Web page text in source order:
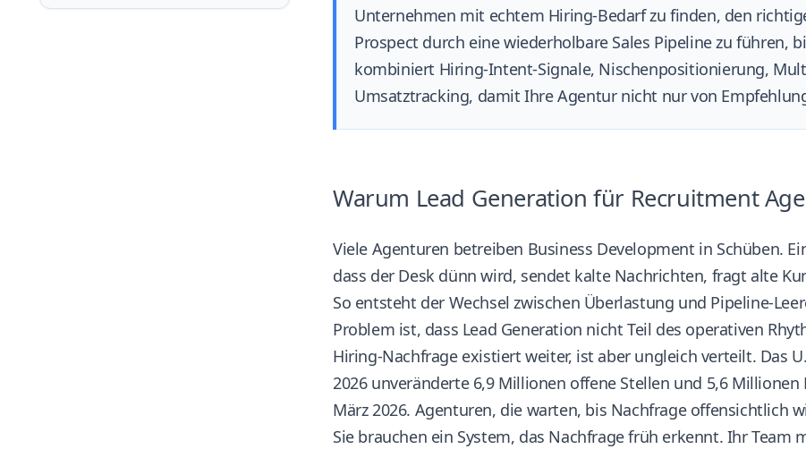
Unternehmen mit echtem Hiring-Bedarf zu finden, den
Prospect durch eine wiederholbare Sales Pipeline zu führen,
kombiniert Hiring-Intent-Signale, Nischenpositionierung,
Umsatztracking, damit Ihre Agentur nicht nur von
Warum Lead Generation für Recruitment
Viele Agenturen betreiben Business Development in Schüben.
dass der Desk dünn wird, sendet kalte Nachrichten, fragt alte
So entsteht der Wechsel zwischen Überlastung und Pipeline-
Problem ist, dass Lead Generation nicht Teil des operativen
Hiring-Nachfrage existiert weiter, ist aber ungleich verteilt. Das
2026 unveränderte 6,9 Millionen offene Stellen und 5,6 Millionen
März 2026. Agenturen, die warten, bis Nachfrage offensichtlich
Sie brauchen ein System, das Nachfrage früh erkennt. Ihr Team